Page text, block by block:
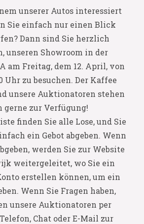
unserer Autos interessiert
Sie einfach nur einen Blick
Dann sind Sie herzlich
unseren Showroom in der
am Freitag, dem 12. April, von
Uhr zu besuchen. Der Kaffee
unsere Auktionatoren stehen
gerne zur Verfügung!
finden Sie alle Lose, und Sie
ein Gebot abgeben. Wenn
werden Sie zur Website
weitergeleitet, wo Sie ein
erstellen können, um ein
Wenn Sie Fragen haben,
unsere Auktionatoren per
Chat oder E-Mail zur